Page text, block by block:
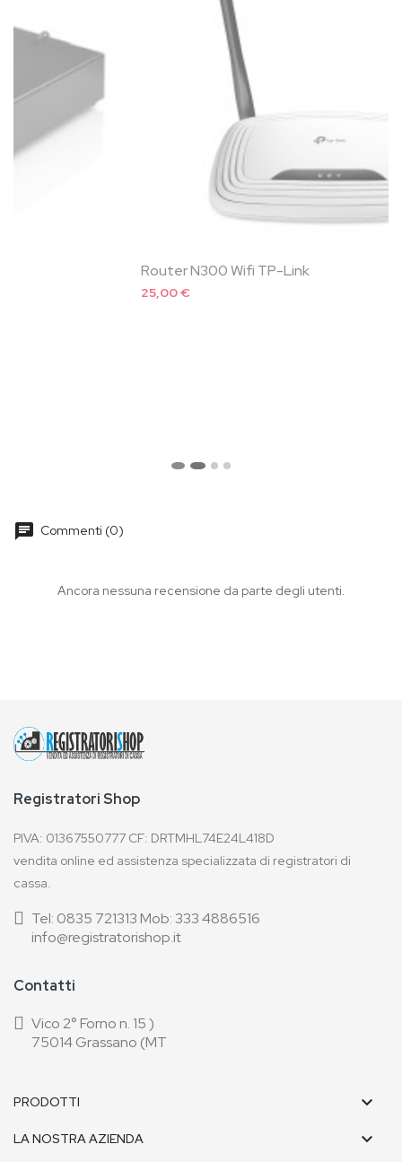
Router N300 Wifi TP-Link
chat Commenti (0)
Ancora nessuna recensione da parte degli utenti.
Registratori Shop
PIVA: 01367550777 CF: DRTMHL74E24L418D
vendita online ed assistenza specializzata di registratori di
cassa.
Tel: 0835 721313 Mob: 333 4886516
info@registratorishop.it
Contatti
Vico 2° Forno n. 15 )
75014 Grassano (MT
PRODOTTI 
LA NOSTRA AZIENDA 